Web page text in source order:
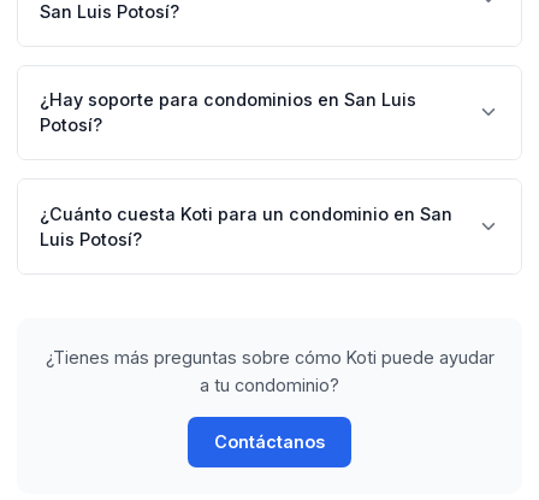
San Luis Potosí?
otras zonas desde una cuenta centralizada con
¿Hay soporte para condominios en San Luis
Potosí?
Sí, ofrecemos soporte completo en español para
condominios en San Luis Potosí. Nuestro equipo
proporciona capacitación y asistencia técnica.
¿Cuánto cuesta Koti para un condominio en San
Luis Potosí?
¿Tienes más preguntas sobre cómo Koti puede ayudar
a tu condominio?
Contáctanos